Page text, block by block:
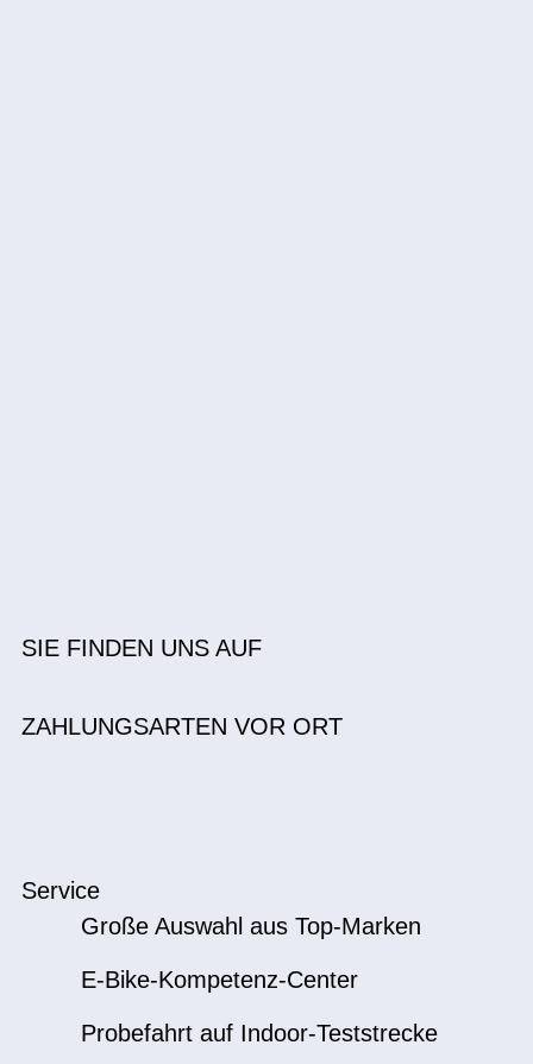
SIE FINDEN UNS AUF
ZAHLUNGSARTEN VOR ORT
Service
Große Auswahl aus Top-Marken
E-Bike-Kompetenz-Center
Probefahrt auf Indoor-Teststrecke